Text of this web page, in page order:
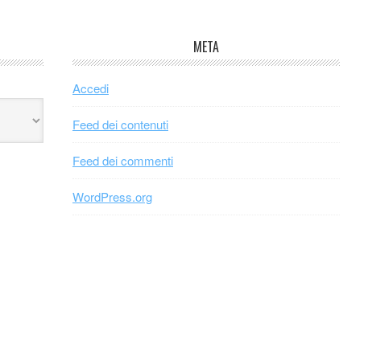
META
Accedi
Feed dei contenuti
Feed dei commenti
WordPress.org